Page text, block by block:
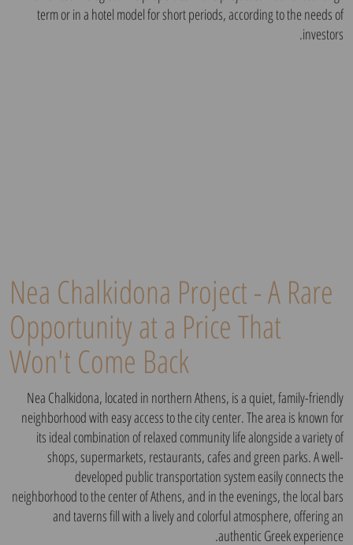
term or in a hotel model for short periods, according to the needs of
investors.
Nea Chalkidona, located in northern Athens, is a quiet, family-friendly
neighborhood with easy access to the city center. The area is known for
its ideal combination of relaxed community life alongside a variety of
shops, supermarkets, restaurants, cafes and green parks. A well-
developed public transportation system easily connects the
neighborhood to the center of Athens, and in the evenings, the local bars
and taverns fill with a lively and colorful atmosphere, offering an
authentic Greek experience.
Nea Chalkidona Project - A Rare
Opportunity at a Price That
Won't Come Back